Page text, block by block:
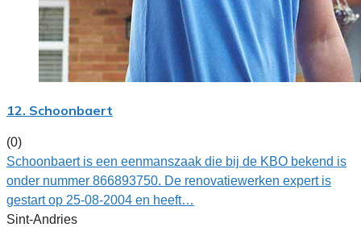
12. Schoonbaert
(0)
Schoonbaert is een eenmanszaak die bij de KBO bekend is
onder nummer 866893750. De renovatiewerken expert is
gestart op 25-08-2004 en heeft…
Sint-Andries